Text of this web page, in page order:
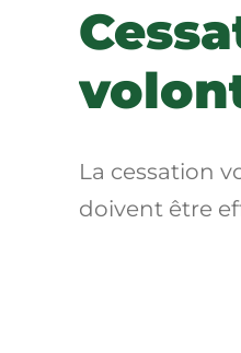
La cessation
doivent être